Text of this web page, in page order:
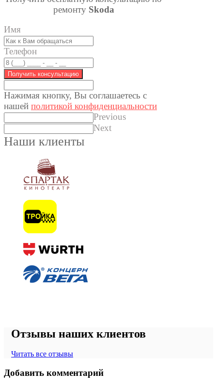
ремонту Skoda
Имя
Телефон
Получить консультацию
Нажимая кнопку, Вы соглашаетесь с
нашей политикой конфиденциальности
Previous
Next
Наши клиенты
Отзывы наших клиентов
Читать все отзывы
Добавить комментарий